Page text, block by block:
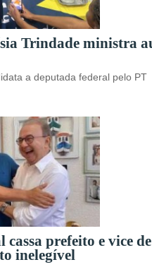
Trindade ministra
a deputada federal pelo PT
cassa prefeito e vice
inelegível